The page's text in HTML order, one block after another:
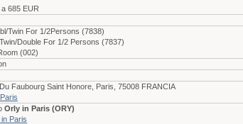
685 EUR
Twin For 1/2Persons (7838)
Double For 1/2 Persons (7837)
(002)
Faubourg Saint Honore, Paris, 75008 FRANCIA
Orly in Paris (ORY)
Paris